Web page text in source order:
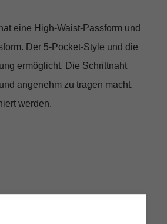
eine High-Waist-Passform und
Der 5-Pocket-Style und die
ermöglicht. Die Schrittnaht
angenehm zu tragen macht.
werden.